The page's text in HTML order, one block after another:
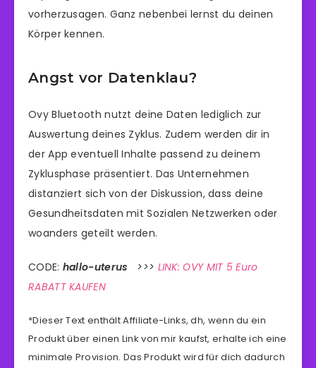
vorherzusagen. Ganz nebenbei lernst du deinen
Körper kennen.
Angst vor Datenklau?
Ovy Bluetooth nutzt deine Daten lediglich zur
Auswertung deines Zyklus. Zudem werden dir in
der App eventuell Inhalte passend zu deinem
Zyklusphase präsentiert. Das Unternehmen
distanziert sich von der Diskussion, dass deine
Gesundheitsdaten mit Sozialen Netzwerken oder
woanders geteilt werden.
CODE: hallo-uterus >>> LINK: OVY MIT 5 Euro
RABATT KAUFEN
*Dieser Text enthält Affiliate-Links, dh, wenn du ein
Produkt über einen Link von mir kaufst, erhalte ich eine
minimale Provision. Das Produkt wird für dich dadurch